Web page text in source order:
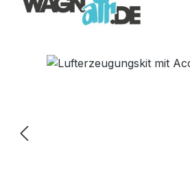
Bildergalerie überspringen